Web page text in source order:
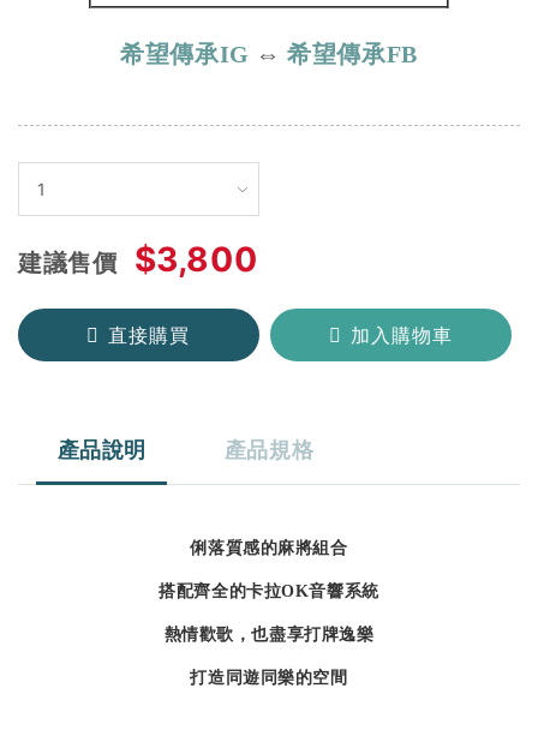
希望傳承IG ⇔希望傳承FB
建議售價 $3,800
直接購買 加入購物車
產品說明 產品規格
俐落質感的麻將組合
搭配齊全的卡拉OK音響系統
熱情歡歌，也盡享打牌逸樂
打造同遊同樂的空間